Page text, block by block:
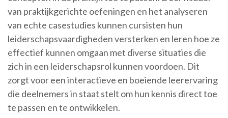
van praktijkgerichte oefeningen en het analyseren
van echte casestudies kunnen cursisten hun
leiderschapsvaardigheden versterken en leren hoe ze
effectief kunnen omgaan met diverse situaties die
zich in een leiderschapsrol kunnen voordoen. Dit
zorgt voor een interactieve en boeiende leerervaring
die deelnemers in staat stelt om hun kennis direct toe
te passen en te ontwikkelen.